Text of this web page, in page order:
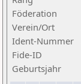
Föderation
Verein/Ort
Ident-Nummer
Fide-ID
Geburtsjahr